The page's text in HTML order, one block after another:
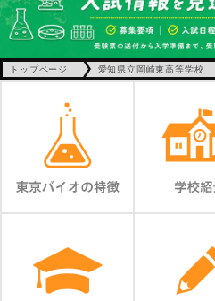
トップページ 愛知県立岡崎東高等学校